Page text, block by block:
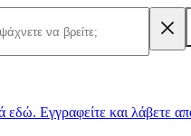
εδώ. Εγγραφείτε και λάβετε